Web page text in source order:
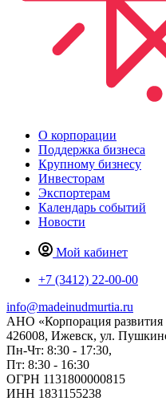
О корпорации
Поддержка бизнеса
Крупному бизнесу
Инвесторам
Экспортерам
Календарь событий
Новости
Мой кабинет
+7 (3412) 22-00-00
info@madeinudmurtia.ru
АНО «Корпорация развития
426008, Ижевск, ул.
Пн-Чт: 8:30 - 17:30,
Пт: 8:30 - 16:30
ОГРН 1131800000815
ИНН 1831155238